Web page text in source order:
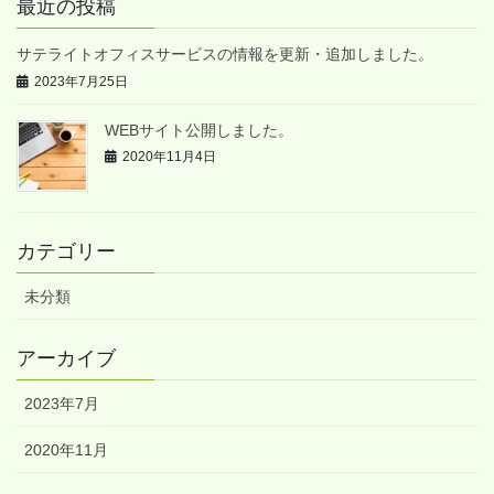
最近の投稿
サテライトオフィスサービスの情報を更新・追加しました。
2023年7月25日
WEBサイト公開しました。
2020年11月4日
カテゴリー
未分類
アーカイブ
2023年7月
2020年11月